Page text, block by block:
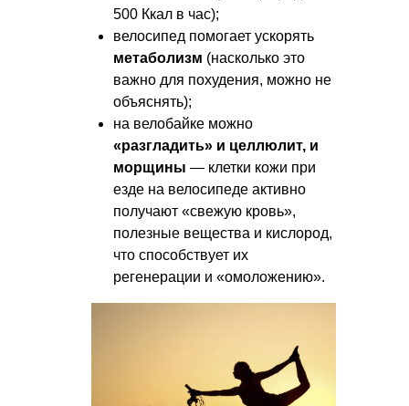
500 Ккал в час);
велосипед помогает ускорять
метаболизм (насколько это
важно для похудения, можно не
объяснять);
на велобайке можно
«разгладить» и целлюлит, и
морщины — клетки кожи при
езде на велосипеде активно
получают «свежую кровь»,
полезные вещества и кислород,
что способствует их
регенерации и «омоложению».